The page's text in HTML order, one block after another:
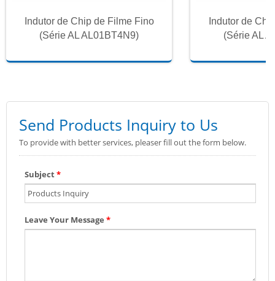
Indutor de Chip de Filme Fino
(Série AL AL01BT4N9)
Indutor de
(Série AL